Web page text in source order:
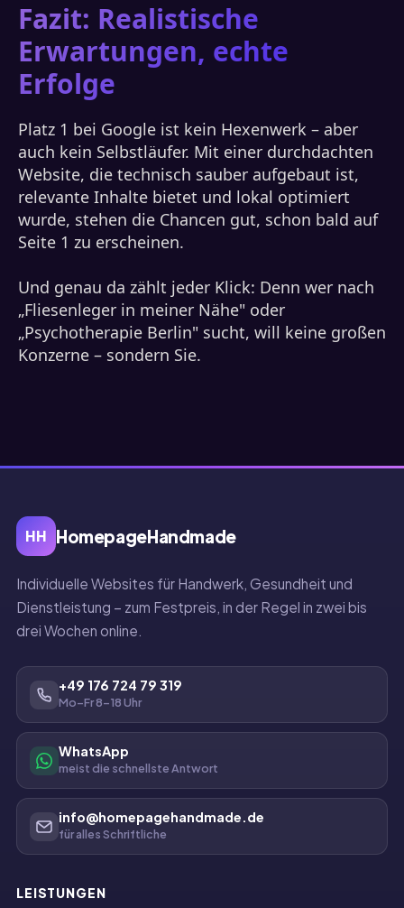
Fazit: Realistische
Erwartungen, echte
Erfolge
Platz 1 bei Google ist kein Hexenwerk – aber
auch kein Selbstläufer. Mit einer durchdachten
Website, die technisch sauber aufgebaut ist,
relevante Inhalte bietet und lokal optimiert
wurde, stehen die Chancen gut, schon bald auf
Seite 1 zu erscheinen.
Und genau da zählt jeder Klick: Denn wer nach
„Fliesenleger in meiner Nähe" oder
„Psychotherapie Berlin" sucht, will keine großen
Konzerne – sondern Sie.
HH HomepageHandmade
Individuelle Websites für Handwerk, Gesundheit und
Dienstleistung – zum Festpreis, in der Regel in zwei bis
drei Wochen online.
+49 176 724 79 319
Mo–Fr 8–18 Uhr
WhatsApp
meist die schnellste Antwort
info@homepagehandmade.de
für alles Schriftliche
LEISTUNGEN